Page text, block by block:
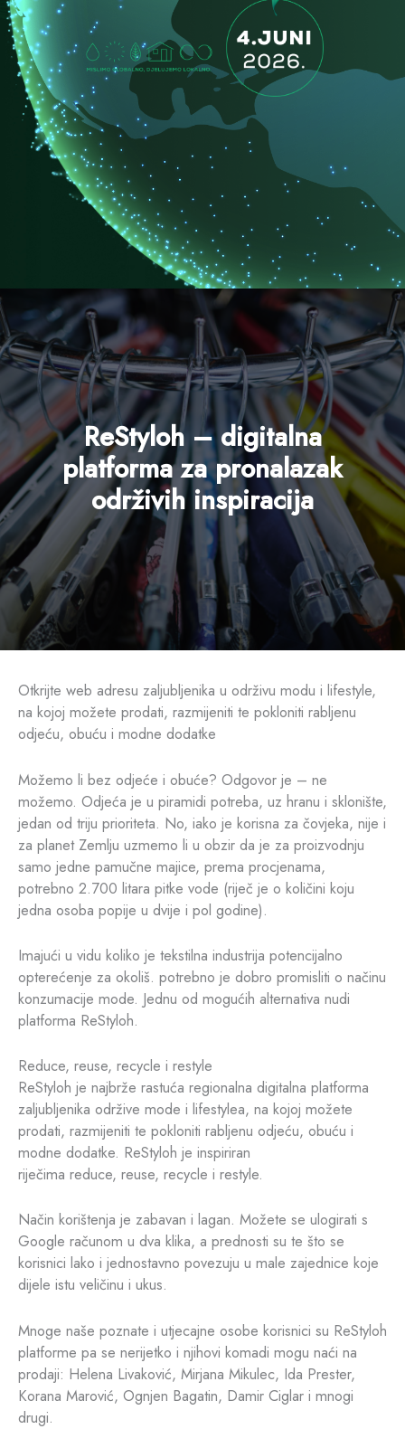
ReStyloh – digitalna
platforma za pronalazak
održivih inspiracija
Otkrijte web adresu zaljubljenika u održivu modu i lifestyle,
na kojoj možete prodati, razmijeniti te pokloniti rabljenu
odjeću, obuću i modne dodatke
Možemo li bez odjeće i obuće? Odgovor je – ne
možemo. Odjeća je u piramidi potreba, uz hranu i sklonište,
jedan od triju prioriteta. No, iako je korisna za čovjeka, nije i
za planet Zemlju uzmemo li u obzir da je za proizvodnju
samo jedne pamučne majice, prema procjenama,
potrebno 2.700 litara pitke vode (riječ je o količini koju
jedna osoba popije u dvije i pol godine).
Imajući u vidu koliko je tekstilna industrija potencijalno
opterećenje za okoliš. potrebno je dobro promisliti o načinu
konzumacije mode. Jednu od mogućih alternativa nudi
platforma ReStyloh.
Reduce, reuse, recycle i restyle
ReStyloh je najbrže rastuća regionalna digitalna platforma
zaljubljenika održive mode i lifestylea, na kojoj možete
prodati, razmijeniti te pokloniti rabljenu odjeću, obuću i
modne dodatke. ReStyloh je inspiriran
riječima reduce, reuse, recycle i restyle.
Način korištenja je zabavan i lagan. Možete se ulogirati s
Google računom u dva klika, a prednosti su te što se
korisnici lako i jednostavno povezuju u male zajednice koje
dijele istu veličinu i ukus.
Mnoge naše poznate i utjecajne osobe korisnici su ReStyloh
platforme pa se nerijetko i njihovi komadi mogu naći na
prodaji: Helena Livaković, Mirjana Mikulec, Ida Prester,
Korana Marović, Ognjen Bagatin, Damir Ciglar i mnogi
drugi.